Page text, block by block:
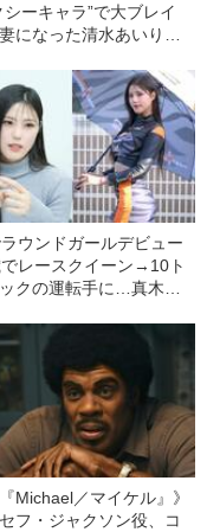
ーキャラ”で大ブレイ
になった清水あいり
ウンドガールデビュー
レースクイーン→10ト
クの運転手に…真木し
『Michael／マイケル』》
フ・ジャクソン役、コ